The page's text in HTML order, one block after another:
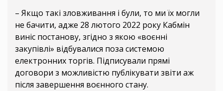
– Якщо такі зловживання і були, то ми їх могли
не бачити, адже 28 лютого 2022 року Кабмін
виніс постанову, згідно з якою «воєнні
закупівлі» відбувалися поза системою
електронних торгів. Підписували прямі
договори з можливістю публікувати звіти аж
після завершення воєнного стану.